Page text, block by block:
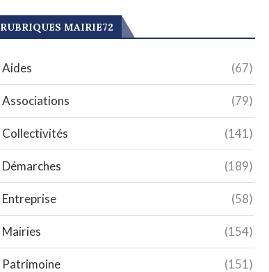
RUBRIQUES MAIRIE72
Aides (67)
Associations (79)
Collectivités (141)
Démarches (189)
Entreprise (58)
Mairies (154)
Patrimoine (151)